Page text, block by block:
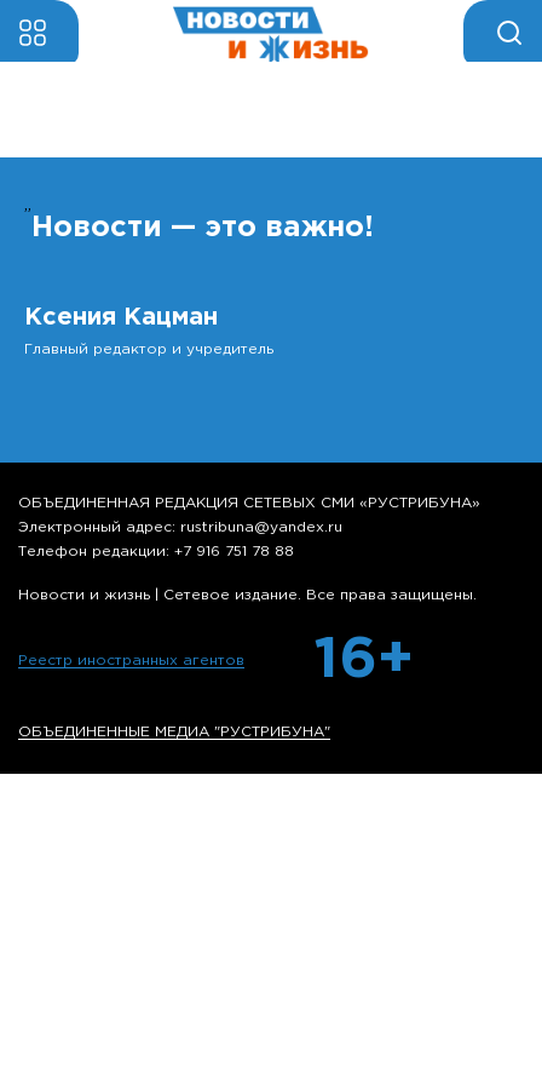
” Новости — это важно!
Ксения Кацман
Главный редактор и учредитель
ОБЪЕДИНЕННАЯ РЕДАКЦИЯ СЕТЕВЫХ СМИ «РУСТРИБУНА»
Электронный адрес: rustribuna@yandex.ru
Телефон редакции: +7 916 751 78 88
Новости и жизнь | Сетевое издание. Все права защищены.
Реестр иностранных агентов 16+
ОБЪЕДИНЕННЫЕ МЕДИА "РУСТРИБУНА"